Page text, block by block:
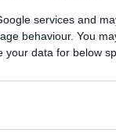
services and
behaviour. You
data for below
Vill du bli
medlem?